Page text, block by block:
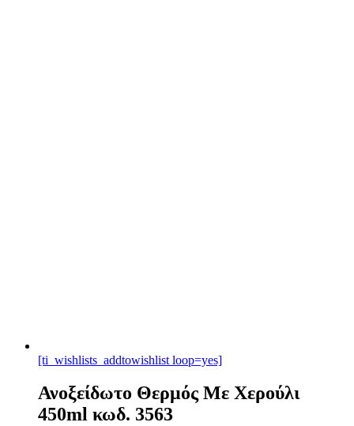
[ti_wishlists_addtowishlist loop=yes]
Ανοξείδωτο Θερμός Με Χερούλι
450ml κωδ. 3563